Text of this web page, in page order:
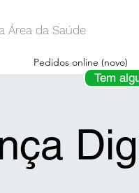
Tem
Área da Saúde
Pedidos online (novo)